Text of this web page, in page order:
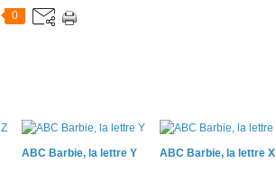
0
ABC Barbie, la lettre Y ABC Barbie, la lettre X